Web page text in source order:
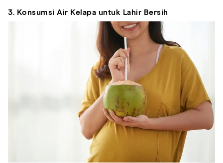
3. Konsumsi Air Kelapa untuk Lahir Bersih